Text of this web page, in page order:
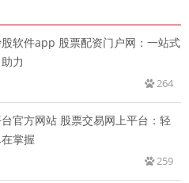
软件app 股票配资门户网：一站式
力
264
官方网站 股票交易网上平台：轻
掌握
259